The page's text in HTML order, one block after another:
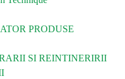
PRODUSE
SI REINTINERIRII